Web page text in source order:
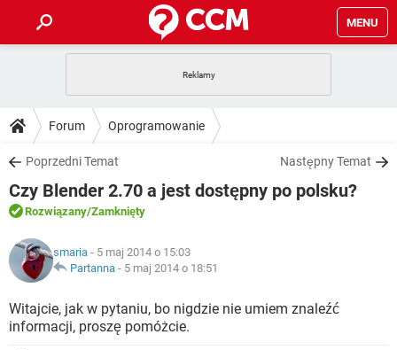
MENU
GRY WHATSAPP
SPOTIFY
INSTAGRAM FACEBOOK
WINDOWS 10
PORADY
PlayStation TIKTOK
SPOTIFY
INSTAGRAM
WINDOWS 10
DO POBRANIA
ANDROID TIKTOK
GRY
IOS
INSTAGRAM
WINDOWS 10
FORUM
COVID-19
GRY WHATSAPP
INSTAGRAM
ARTYKUŁY
COVID-19
GRY WHATSAPP
Forum Oprogramowanie
Poprzedni Temat Następny Temat
Czy Blender 2.70 a jest dostępny po polsku?
Rozwiązany/Zamknięty
smaria - 5 maj 2014 o 15:03
Partanna - 5 maj 2014 o 18:51
Witajcie, jak w pytaniu, bo nigdzie nie umiem znaleźć
informacji, proszę pomóżcie.